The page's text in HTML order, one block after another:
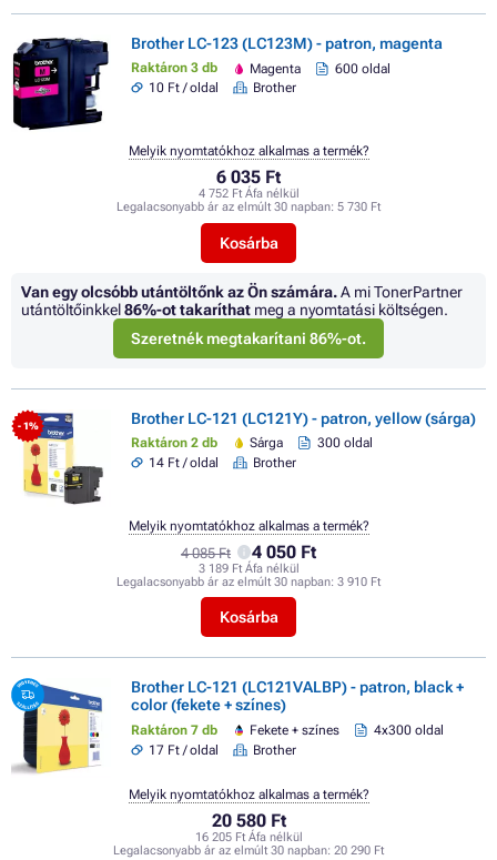
Brother LC-123 (LC123M) - patron, magenta
Raktáron 3 db Magenta
600 oldal
10 Ft / oldal
Brother
6 035 Ft
4 752 Ft Áfa nélkül
Legalacsonyabb ár az elmúlt 30 napban: 5 730 Ft
Kosárba
Melyik nyomtatókhoz alkalmas a termék?
Van egy olcsóbb utántöltőnk az Ön számára.A mi TonerPartner
utántöltőinkkel86%-ot takaríthat meg a nyomtatási költségen.
Szeretnék megtakarítani 86%-ot.
- 1% Brother LC-121 (LC121Y) - patron, yellow (sárga)
Raktáron 2 db Sárga
300 oldal
14 Ft / oldal
Brother
4 085 Ft 4 050 Ft
3 189 Ft Áfa nélkül
Legalacsonyabb ár az elmúlt 30 napban: 3 910 Ft
Kosárba
Melyik nyomtatókhoz alkalmas a termék?
Brother LC-121 (LC121VALBP) - patron, black +
color (fekete + színes)
Raktáron 7 db Fekete + színes
4x300 oldal
17 Ft / oldal
Brother
20 580 Ft
16 205 Ft Áfa nélkül
Legalacsonyabb ár az elmúlt 30 napban: 20 290 Ft
Melyik nyomtatókhoz alkalmas a termék?